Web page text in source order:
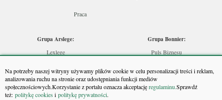
Na potrzeby naszej witryny używamy plików cookie w celu personalizacji treści i reklam,
analizowania ruchu na stronie oraz udostępniania funkcji mediów
społecznościowych.Korzystanie z portalu oznacza akceptacjęregulaminu.Sprawdź
też: politykę cookiesi politykę prywatności.
Praca
Grupa Arslege:
Lexlege
Skarbowcy
Urzędnik
Grupa Bonnier:
Puls Biznesu
Puls Medycyny
Monitor Firm